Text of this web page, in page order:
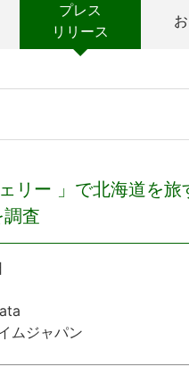
ース
ース
プレス
リリース
リー 」で北海道を旅
査
ムジャパン